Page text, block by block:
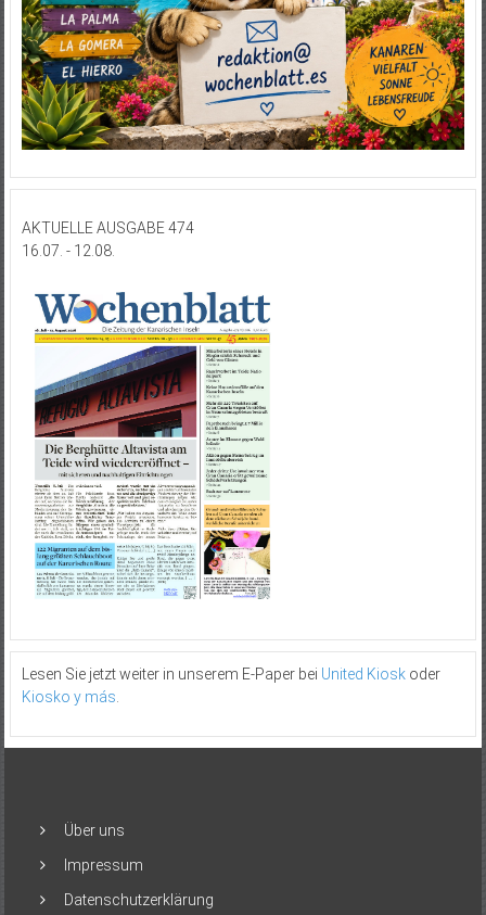
AKTUELLE AUSGABE 474
16.07. - 12.08.
Lesen Sie jetzt weiter in unserem E-Paper bei United Kioskoder
Kiosko y más
Über uns
Impressum
Datenschutzerklärung